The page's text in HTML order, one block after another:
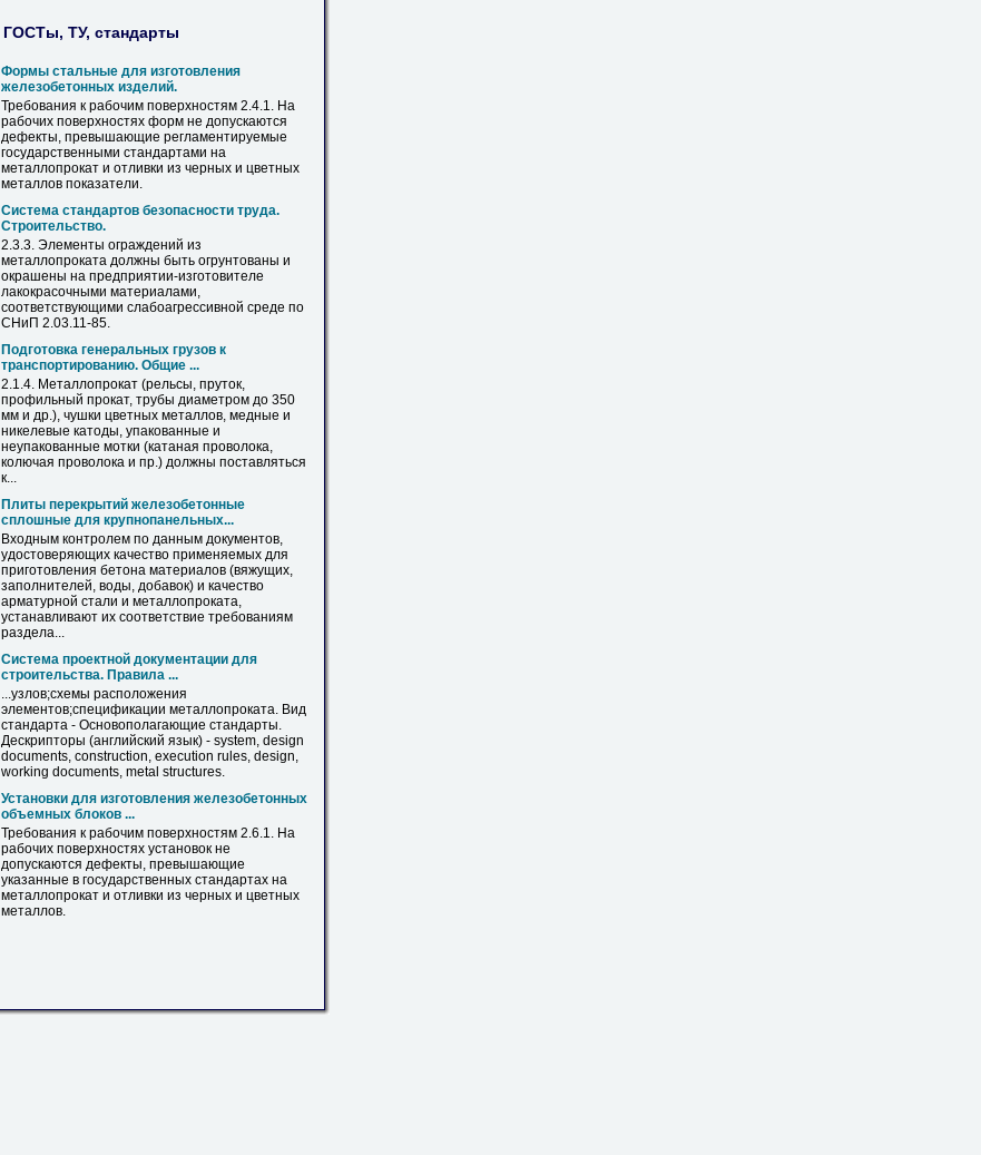
ГОСТы, ТУ, стандарты
Формы стальные для изготовления
железобетонных изделий.
Требования к рабочим поверхностям 2.4.1. На
рабочих поверхностях форм не допускаются
дефекты, превышающие регламентируемые
государственными стандартами на
металлопрокат и отливки из черных и цветных
металлов показатели.
Система стандартов безопасности труда.
Строительство.
2.3.3. Элементы ограждений из
металлопроката должны быть огрунтованы и
окрашены на предприятии-изготовителе
лакокрасочными материалами,
соответствующими слабоагрессивной среде по
СНиП 2.03.11-85.
Подготовка генеральных грузов к
транспортированию. Общие ...
2.1.4. Металлопрокат (рельсы, пруток,
профильный прокат, трубы диаметром до 350
мм и др.), чушки цветных металлов, медные и
никелевые катоды, упакованные и
неупакованные мотки (катаная проволока,
колючая проволока и пр.) должны поставляться
к...
Плиты перекрытий железобетонные
сплошные для крупнопанельных...
Входным контролем по данным документов,
удостоверяющих качество применяемых для
приготовления бетона материалов (вяжущих,
заполнителей, воды, добавок) и качество
арматурной стали и металлопроката,
устанавливают их соответствие требованиям
раздела...
Система проектной документации для
строительства. Правила ...
...узлов;схемы расположения
элементов;спецификации металлопроката. Вид
стандарта - Основополагающие стандарты.
Дескрипторы (английский язык) - system, design
documents, construction, execution rules, design,
working documents, metal structures.
Установки для изготовления железобетонных
объемных блоков ...
Требования к рабочим поверхностям 2.6.1. На
рабочих поверхностях установок не
допускаются дефекты, превышающие
указанные в государственных стандартах на
металлопрокат и отливки из черных и цветных
металлов.